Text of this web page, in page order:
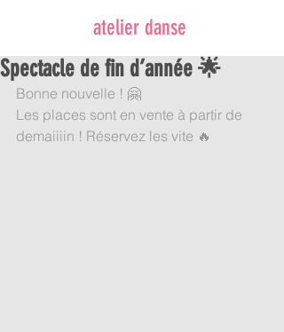
atelier danse
Spectacle de fin d’année 🌟
Bonne nouvelle ! 🤗
Les places sont en vente à partir de
demaiiiin ! Réservez les vite 🔥